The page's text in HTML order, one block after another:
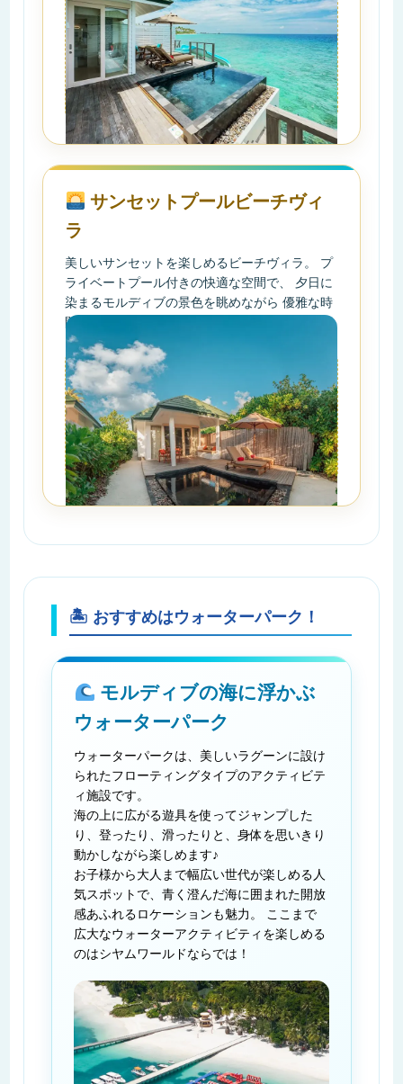
サンセットプールビーチヴィ
ラ
美しいサンセットを楽しめるビーチヴィラ。 プ
ライベートプール付きの快適な空間で、 夕日に
染まるモルディブの景色を眺めながら 優雅な時
間を過ごせます。
🏝 おすすめはウォーターパーク！
モルディブの海に浮かぶ
ウォーターパーク
ウォーターパークは、美しいラグーンに設け
られたフローティングタイプのアクティビテ
ィ施設です。
海の上に広がる遊具を使ってジャンプした
り、登ったり、滑ったりと、身体を思いきり
動かしながら楽しめます♪
お子様から大人まで幅広い世代が楽しめる人
気スポットで、青く澄んだ海に囲まれた開放
感あふれるロケーションも魅力。 ここまで
広大なウォーターアクティビティを楽しめる
のはシヤムワールドならでは！